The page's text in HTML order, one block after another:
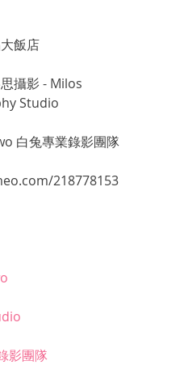
飯店
攝影 - Milos
Studio
白兔專業錄影團隊
218778153
影團隊